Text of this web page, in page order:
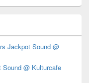
Jackpot Sound @
Sound @ Kulturcafe